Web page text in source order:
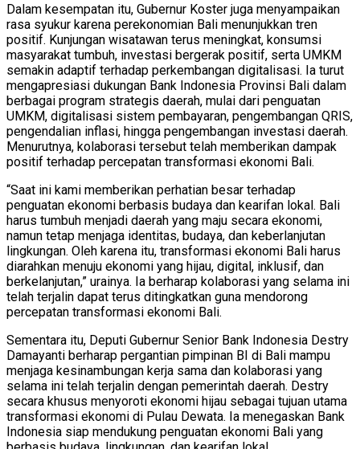
Dalam kesempatan itu, Gubernur Koster juga menyampaikan
rasa syukur karena perekonomian Bali menunjukkan tren
positif. Kunjungan wisatawan terus meningkat, konsumsi
masyarakat tumbuh, investasi bergerak positif, serta UMKM
semakin adaptif terhadap perkembangan digitalisasi. Ia turut
mengapresiasi dukungan Bank Indonesia Provinsi Bali dalam
berbagai program strategis daerah, mulai dari penguatan
UMKM, digitalisasi sistem pembayaran, pengembangan QRIS,
pengendalian inflasi, hingga pengembangan investasi daerah.
Menurutnya, kolaborasi tersebut telah memberikan dampak
positif terhadap percepatan transformasi ekonomi Bali.
“Saat ini kami memberikan perhatian besar terhadap
penguatan ekonomi berbasis budaya dan kearifan lokal. Bali
harus tumbuh menjadi daerah yang maju secara ekonomi,
namun tetap menjaga identitas, budaya, dan keberlanjutan
lingkungan. Oleh karena itu, transformasi ekonomi Bali harus
diarahkan menuju ekonomi yang hijau, digital, inklusif, dan
berkelanjutan,” urainya. Ia berharap kolaborasi yang selama ini
telah terjalin dapat terus ditingkatkan guna mendorong
percepatan transformasi ekonomi Bali.
Sementara itu, Deputi Gubernur Senior Bank Indonesia Destry
Damayanti berharap pergantian pimpinan BI di Bali mampu
menjaga kesinambungan kerja sama dan kolaborasi yang
selama ini telah terjalin dengan pemerintah daerah. Destry
secara khusus menyoroti ekonomi hijau sebagai tujuan utama
transformasi ekonomi di Pulau Dewata. Ia menegaskan Bank
Indonesia siap mendukung penguatan ekonomi Bali yang